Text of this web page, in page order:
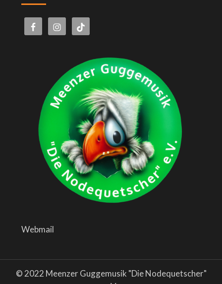
Webmail
© 2022 Meenzer Guggemusik "Die Nodequetscher"